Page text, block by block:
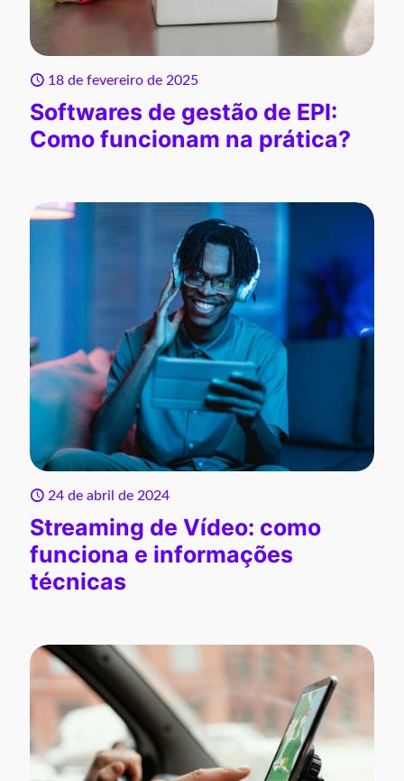
18 de fevereiro de 2025
Softwares de gestão de EPI:
Como funcionam na prática?
24 de abril de 2024
Streaming de Vídeo: como
funciona e informações
técnicas